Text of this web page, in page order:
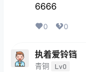
6666
0 0
执着爱铃铛
青铜 Lv0